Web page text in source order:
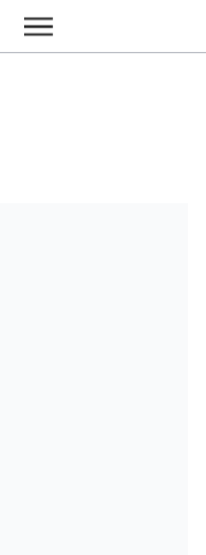
Ir al contenido principal